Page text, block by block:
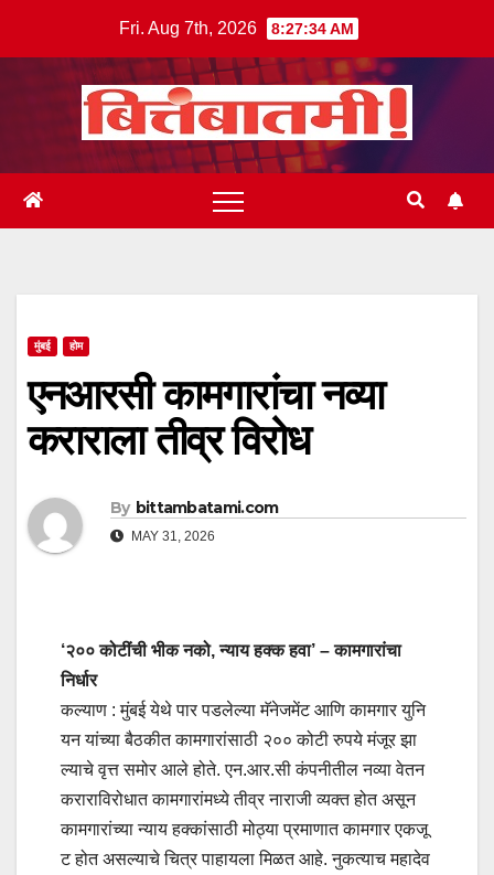
Fri. Aug 7th, 2026 8:27:34 AM
मुंबई होम
एनआरसी कामगारांचा नव्या
कराराला तीव्र विरोध
By bittambatami.com
MAY 31, 2026
‘२०० कोटींची भीक नको, न्याय हक्क हवा’ – कामगारांचा
निर्धार
कल्याण : मुंबई येथे पार पडलेल्या मॅनेजमेंट आणि कामगार युनि
यन यांच्या बैठकीत कामगारांसाठी २०० कोटी रुपये मंजूर झा
ल्याचे वृत्त समोर आले होते. एन.आर.सी कंपनीतील नव्या वेतन
कराराविरोधात कामगारांमध्ये तीव्र नाराजी व्यक्त होत असून
कामगारांच्या न्याय हक्कांसाठी मोठ्या प्रमाणात कामगार एकजू
ट होत असल्याचे चित्र पाहायला मिळत आहे. नुकत्याच महादेव